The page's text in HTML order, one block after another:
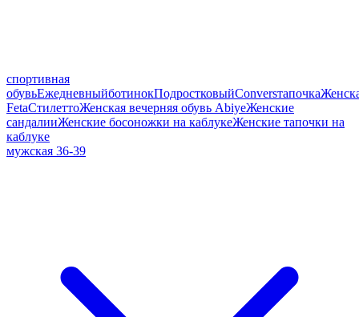
спортивная
обувьЕжедневныйботинокПодростковыйConversтапочка
FetaСтилеттоЖенская вечерняя обувь AbiyeЖенские
сандалииЖенские босоножки на каблукеЖенские тапочки на
каблуке
мужская 36-39